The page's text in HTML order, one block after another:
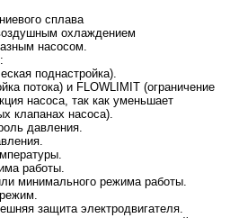
сплава
охлаждением
насосом.
поднастройка).
потока) и FLOWLIMIT (ограничение
насоса, так как уменьшает
клапанах насоса).
давления.
работы.
минимального режима работы.
защита электродвигателя.